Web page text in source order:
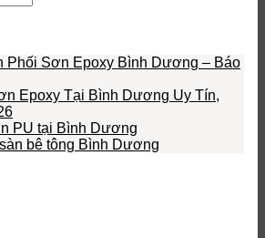
Phối Sơn Epoxy Bình Dương – Báo
Epoxy Tại Bình Dương Uy Tín,
PU tại Bình Dương
bê tông Bình Dương